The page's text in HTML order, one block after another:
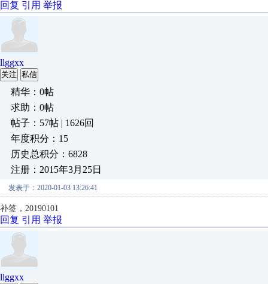
回复 引用 举报
llggxx
关注 私信
精华：0帖
求助：0帖
帖子：57帖 | 1626回
年度积分：15
历史总积分：6828
注册：2015年3月25日
发表于：2020-01-03 13:26:41
补签，20190101
回复 引用 举报
llggxx